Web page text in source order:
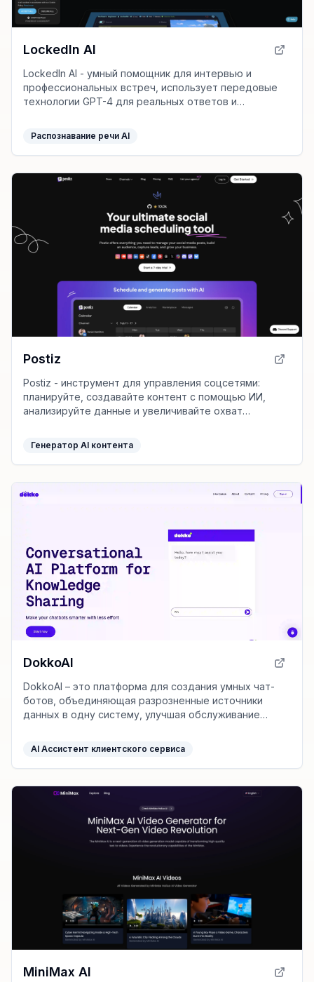
LockedIn AI
LockedIn AI - умный помощник для интервью и
профессиональных встреч, использует передовые
технологии GPT-4 для реальных ответов и
Распознавание речи AI
Postiz
Postiz - инструмент для управления соцсетями:
планируйте, создавайте контент с помощью ИИ,
анализируйте данные и увеличивайте охват
Генератор AI контента
DokkoAI
DokkoAI – это платформа для создания умных чат-
ботов, объединяющая разрозненные источники
данных в одну систему, улучшая обслуживание
AI Ассистент клиентского сервиса
MiniMax AI